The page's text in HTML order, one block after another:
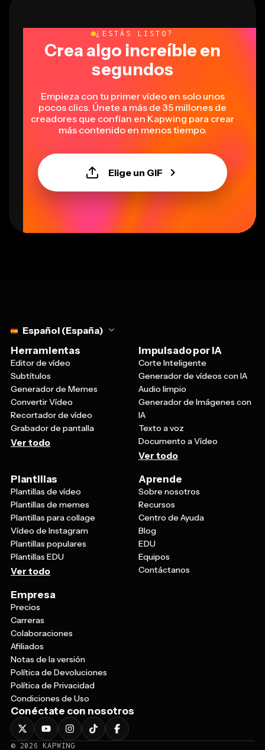
Crea algo increíble en
segundos
pocos clics. Únete a más de 35 millones de
creadores que confían en Kapwing para crear
más contenido en menos tiempo.
Herramientas
Editor de vídeo
Subtítulos
Generador de Memes
Convertir Vídeo
Recortador de vídeo
Grabador de pantalla
Ver todo
Corte Inteligente
Generador de vídeos con IA
Audio limpio
Generador de Imágenes con
IA
Texto a voz
Documento a Vídeo
Ver todo
Plantillas de vídeo
Plantillas de memes
Plantillas para collage
Vídeo de Instagram
Plantillas populares
Plantillas EDU
Ver todo
Sobre nosotros
Recursos
Centro de Ayuda
Blog
EDU
Equipos
Contáctanos
Precios
Carreras
Colaboraciones
Afiliados
Notas de la versión
Política de Devoluciones
Política de Privacidad
Condiciones de Uso
Conéctate con nosotros
©2026 KAPWING
CONDICIONES DE USO